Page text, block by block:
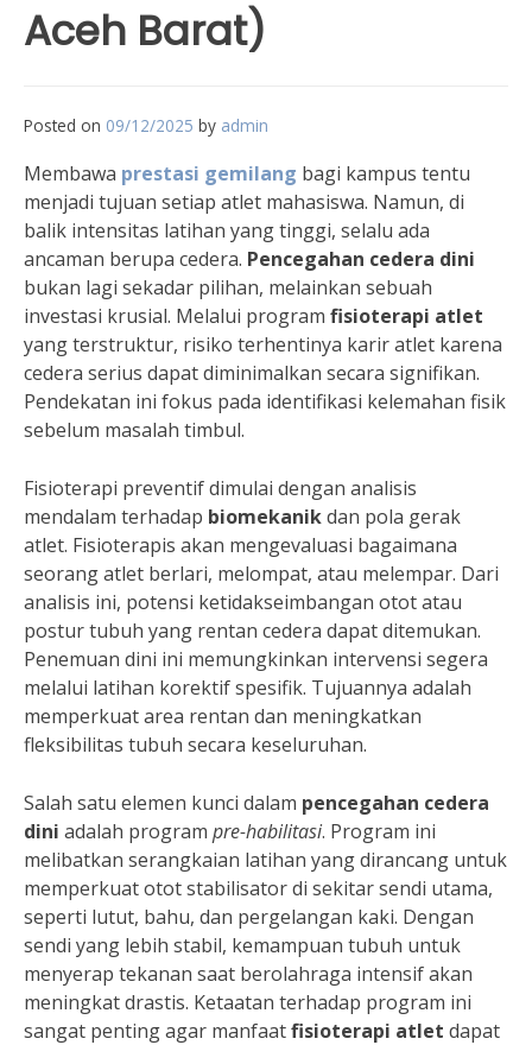
Aceh Barat)
Posted on 09/12/2025 by admin
Membawa prestasi gemilang bagi kampus tentu
menjadi tujuan setiap atlet mahasiswa. Namun, di
balik intensitas latihan yang tinggi, selalu ada
ancaman berupa cedera. Pencegahan cedera dini
bukan lagi sekadar pilihan, melainkan sebuah
investasi krusial. Melalui program fisioterapi atlet
yang terstruktur, risiko terhentinya karir atlet karena
cedera serius dapat diminimalkan secara signifikan.
Pendekatan ini fokus pada identifikasi kelemahan fisik
sebelum masalah timbul.
Fisioterapi preventif dimulai dengan analisis
mendalam terhadap biomekanikdan pola gerak
atlet. Fisioterapis akan mengevaluasi bagaimana
seorang atlet berlari, melompat, atau melempar. Dari
analisis ini, potensi ketidakseimbangan otot atau
postur tubuh yang rentan cedera dapat ditemukan.
Penemuan dini ini memungkinkan intervensi segera
melalui latihan korektif spesifik. Tujuannya adalah
memperkuat area rentan dan meningkatkan
fleksibilitas tubuh secara keseluruhan.
Salah satu elemen kunci dalam pencegahan cedera
dini adalah program pre-habilitasi. Program ini
melibatkan serangkaian latihan yang dirancang untuk
memperkuat otot stabilisator di sekitar sendi utama,
seperti lutut, bahu, dan pergelangan kaki. Dengan
sendi yang lebih stabil, kemampuan tubuh untuk
menyerap tekanan saat berolahraga intensif akan
meningkat drastis. Ketaatan terhadap program ini
sangat penting agar manfaatfisioterapi atlet dapat